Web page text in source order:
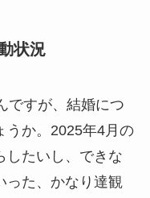
状況
ですが、結婚につ
うか。2025年4月の
したいし、できな
った、かなり達観